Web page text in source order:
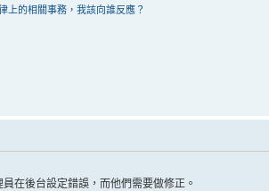
上的相關事務，我該向誰反應？
在後台設定錯誤，而他們需要做修正。